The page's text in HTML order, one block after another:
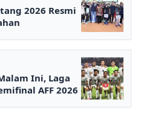
2026 Resmi
Ini, Laga
AFF 2026